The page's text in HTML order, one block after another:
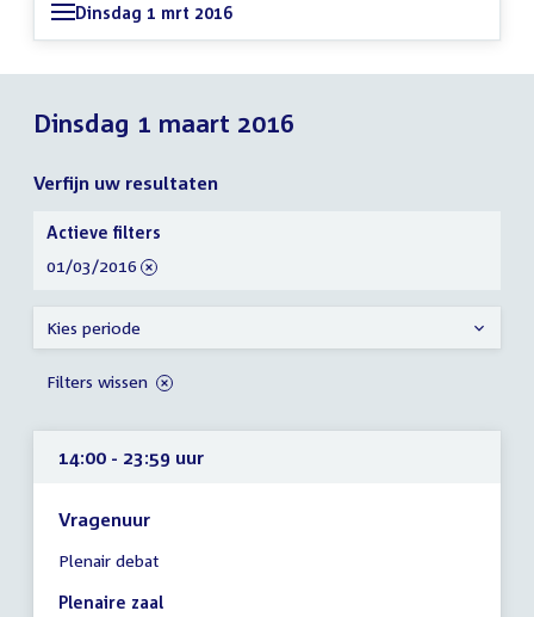
Dinsdag 1 mrt 2016
Dinsdag 1 maart 2016
Verfijn uw resultaten
14:00 - 23:59 uur
Vragenuur
vergadering
14:00
Plenair debat
Plenaire zaal
Verfijn
uw
resultaten
Actieve filters
verwijder
01/03/2016
Kies periode
Filters wissen